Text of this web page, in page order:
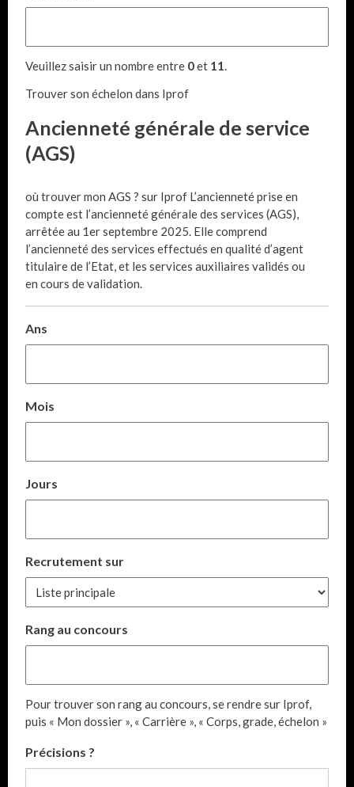
Veuillez saisir un nombre entre 0et 11.
Trouver son échelon dans Iprof
Ancienneté générale de service
(AGS)
où trouver mon AGS ? sur Iprof L’ancienneté prise en
compte est l’ancienneté générale des services (AGS),
arrêtée au 1er septembre 2025. Elle comprend
l’ancienneté des services effectués en qualité d’agent
titulaire de l’Etat, et les services auxiliaires validés ou
en cours de validation.
Ans
Mois
Jours
Recrutement sur
Rang au concours
Pour trouver son rang au concours, se rendre sur Iprof,
puis « Mon dossier », « Carrière », « Corps, grade, échelon »
Précisions ?